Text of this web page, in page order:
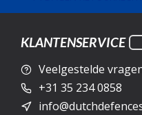
KLANTENSERVICE
Veelgestelde
+31 35 234 0858